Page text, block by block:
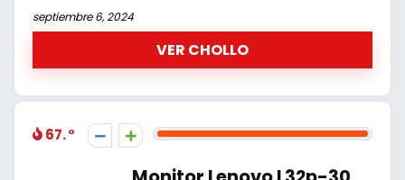
septiembre 6, 2024
VER CHOLLO
67.